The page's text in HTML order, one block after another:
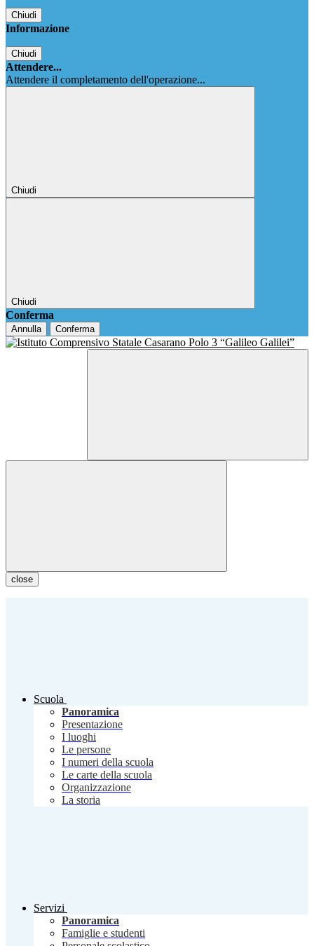
Chiudi
Informazione
Chiudi
Attendere...
Attendere il completamento dell'operazione...
Chiudi
Chiudi
Conferma
Annulla Conferma
close
Scuola
Panoramica
Presentazione
I luoghi
Le persone
I numeri della scuola
Le carte della scuola
Organizzazione
La storia
Servizi
Panoramica
Famiglie e studenti